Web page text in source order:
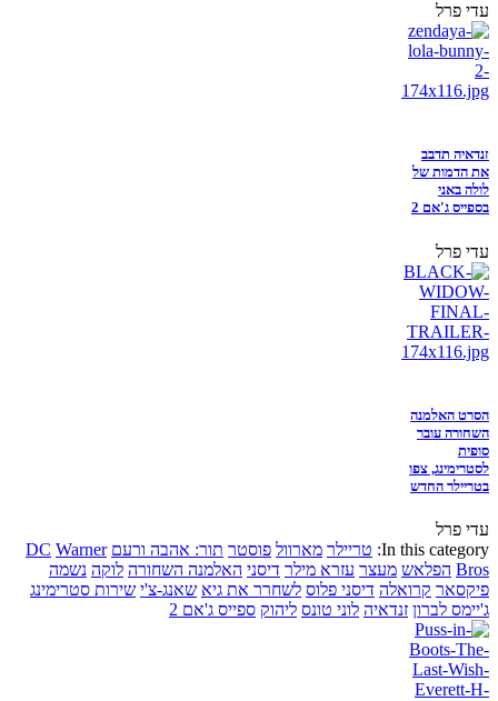
עדי פרל
זנדאיה תדבב
את הדמות של
לולה באני
בספייס ג'אם 2
עדי פרל
הסרט האלמנה
השחורה עובר
סופית
לסטרימינג, צפו
בטריילר החדש
עדי פרל
In this category: טריילר מארוול פוסטר תור: אהבה ורעם DC Warner
Bros הפלאש מעצר עזרא מילר דיסני האלמנה השחורה לוקה נשמה
פיקסאר קרואלה דיסני פלוס לשחרר את גיא שאנג-צ'י שירות סטרימינג
ג'יימס לברון זנדאיה לוני טונס ליהוק ספייס ג'אם 2